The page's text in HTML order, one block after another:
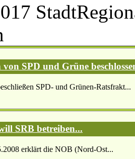
SPD und Grüne
SPD- und Grünen-Ratsfrakt...
SRB betreiben...
erklärt die NOB (Nord-Ost...